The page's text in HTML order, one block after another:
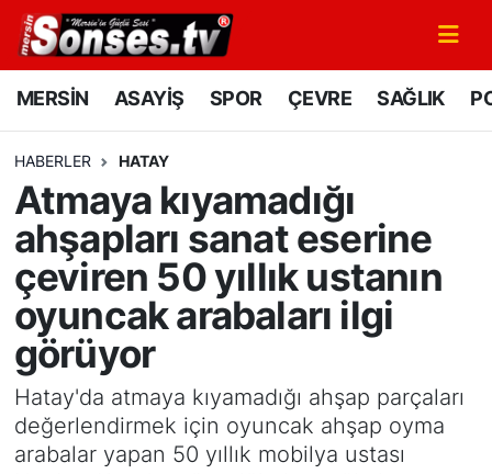
MERSİN ASAYİŞ SPOR ÇEVRE SAĞLIK
HABERLER HATAY
Atmaya kıyamadığı
ahşapları sanat eserine
çeviren 50 yıllık ustanın
oyuncak arabaları ilgi
görüyor
Hatay'da atmaya kıyamadığı ahşap parçaları
değerlendirmek için oyuncak ahşap oyma
arabalar yapan 50 yıllık mobilya ustası
MERSİN
SPOR
GÜNÜN MANŞETİ
DÜNYA
KÜLTÜR - SANAT
MAGAZİN
Mersin Nöbetçi Eczaneler
Mersin Namaz Vakitleri
Mersin Trafik Yoğunluk Haritası
Süper Lig Puan Durumu ve Fikstür
Tüm Manşetler
Son Dakika Haberleri